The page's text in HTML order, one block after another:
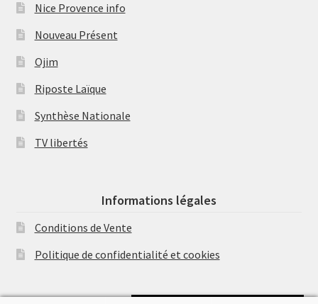
Nice Provence info
Nouveau Présent
Ojim
Riposte Laïque
Synthèse Nationale
TV libertés
Informations légales
Conditions de Vente
Politique de confidentialité et cookies